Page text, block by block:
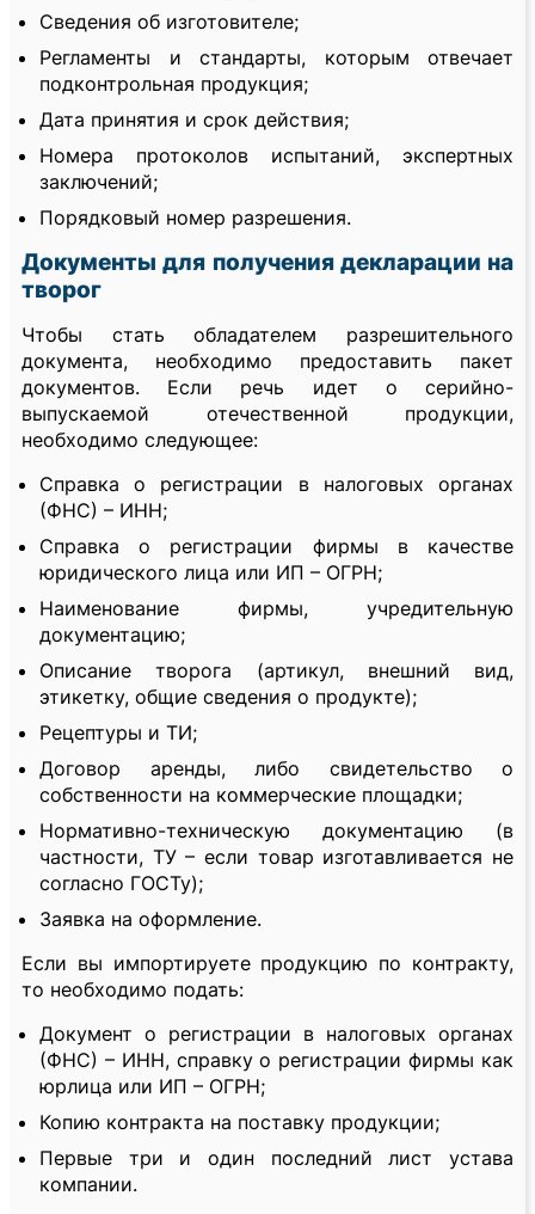
Сведения об изготовителе;
Регламенты и стандарты, которым отвечает
подконтрольная продукция;
Дата принятия и срок действия;
Номера протоколов испытаний, экспертных
заключений;
Порядковый номер разрешения.
Документы для получения декларации на
творог
Чтобы стать обладателем разрешительного
документа, необходимо предоставить пакет
документов. Если речь идет о серийно-
выпускаемой отечественной продукции,
необходимо следующее:
Справка о регистрации в налоговых органах
(ФНС) – ИНН;
Справка о регистрации фирмы в качестве
юридического лица или ИП – ОГРН;
Наименование фирмы, учредительную
документацию;
Описание творога (артикул, внешний вид,
этикетку, общие сведения о продукте);
Рецептуры и ТИ;
Договор аренды, либо свидетельство о
собственности на коммерческие площадки;
Нормативно-техническую документацию (в
частности, ТУ – если товар изготавливается не
согласно ГОСТу);
Заявка на оформление.
Если вы импортируете продукцию по контракту,
то необходимо подать:
Документ о регистрации в налоговых органах
(ФНС) – ИНН, справку о регистрации фирмы как
юрлица или ИП – ОГРН;
Копию контракта на поставку продукции;
Первые три и один последний лист устава
компании.